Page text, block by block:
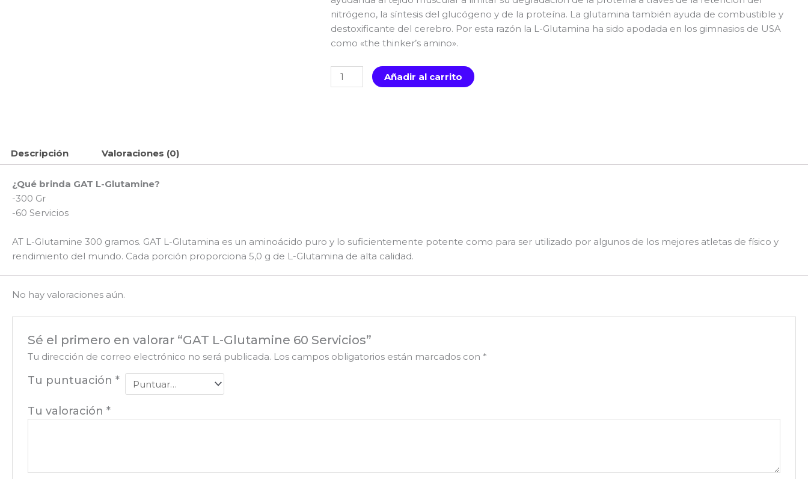
nitrógeno, la síntesis del glucógeno y de la proteína. La glutamina también ayuda de combustible y
destoxificante del cerebro. Por esta razón la L-Glutamina ha sido apodada en los gimnasios de USA
como «the thinker’s amino».
GAT
L-
Añadir al carrito
Descripción Valoraciones (0)
¿Qué brinda GAT L-Glutamine?
-300 Gr
-60 Servicios
AT L-Glutamine 300 gramos. GAT L-Glutamina es un aminoácido puro y lo suficientemente potente como para ser utilizado por algunos de los mejores atletas de físico y
rendimiento del mundo. Cada porción proporciona 5,0 g de L-Glutamina de alta calidad.
No hay valoraciones aún.
Sé el primero en valorar “GAT L-Glutamine 60 Servicios”
Tu dirección de correo electrónico no será publicada. Los campos obligatorios están marcados con *
Tu puntuación*
Tu valoración*